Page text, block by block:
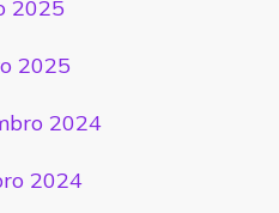
2025
2025
2024
2024